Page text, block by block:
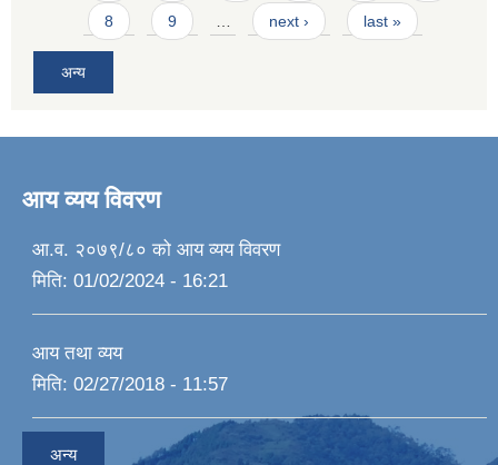
8 9 next › last »
अन्य
आय व्यय विवरण
आ.व. २०७९/८० को आय व्यय विवरण
मिति: 01/02/2024 - 16:21
आय तथा व्यय
मिति: 02/27/2018 - 11:57
अन्य